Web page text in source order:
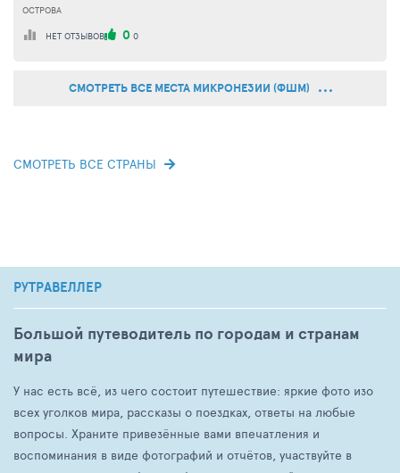
ОСТРОВА
НЕТ ОТЗЫВОВ 0 0
СМОТРЕТЬ ВСЕ МЕСТА МИКРОНЕЗИИ (ФШМ)
СМОТРЕТЬ ВСЕ СТРАНЫ
РУТРАВЕЛЛЕР
Большой путеводитель по городам и странам
мира
У нас есть всё, из чего состоит путешествие: яркие фото изо
всех уголков мира, рассказы о поездках, ответы на любые
вопросы. Храните привезённые вами впечатления и
воспоминания в виде фотографий и отчётов, участвуйте в